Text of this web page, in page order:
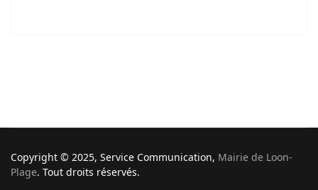
Copyright © 2025, Service Communication, Mairie de Loon-
Plage. Tout droits réservés.